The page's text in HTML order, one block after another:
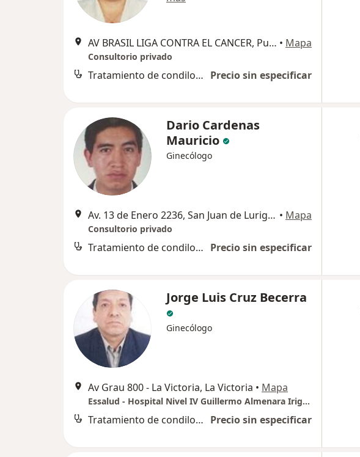
AV BRASIL LIGA CONTRA EL CANCER, Pueblo Libre • Mapa
Consultorio privado
Tratamiento de condilomas Precio sin especificar
Dario Cardenas
Mauricio
Ginecólogo
Av. 13 de Enero 2236, San Juan de Lurigancho • Mapa
Consultorio privado
Tratamiento de condilomas Precio sin especificar
Jorge Luis Cruz Becerra
Ginecólogo
Av Grau 800 - La Victoria, La Victoria • Mapa
Essalud - Hospital Nivel IV Guillermo Almenara Irigoyen
Tratamiento de condilomas Precio sin especificar